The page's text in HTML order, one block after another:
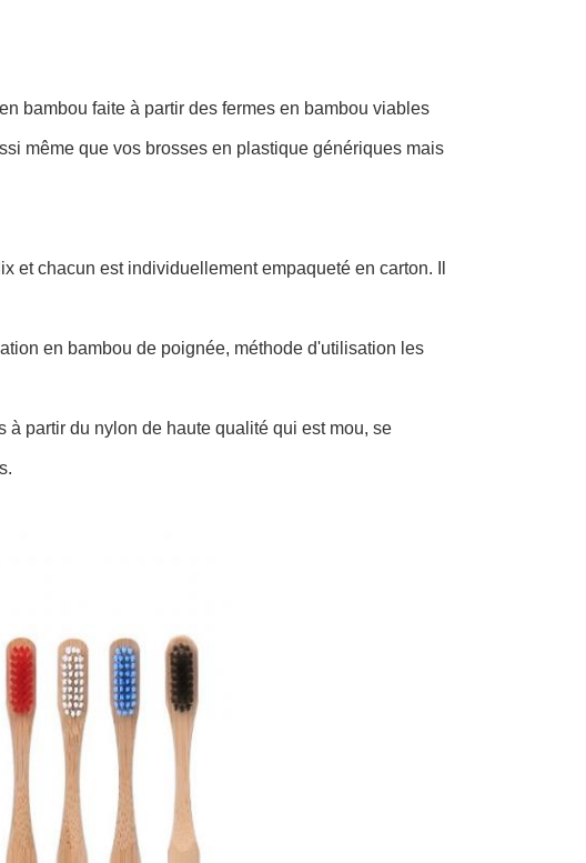
bambou faite à partir des fermes en bambou viables
même que vos brosses en plastique génériques mais
et chacun est individuellement empaqueté en carton. Il
en bambou de poignée, méthode d'utilisation les
à partir du nylon de haute qualité qui est mou, se